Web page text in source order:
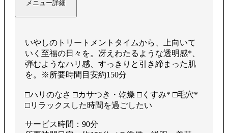
す
る
メニュー詳細
いやしのトリートメントタイムから、上向いて
いく至福の⽇々を。冴えわたるような透明感*、
弾むようなハリ感、すっきりと引き締まった肌
を。※所要時間目安約150分
□ハリのなさ □カサつき・乾燥 □くすみ* □毛穴*
□リラックスした時間を過ごしたい
サービス時間：90分